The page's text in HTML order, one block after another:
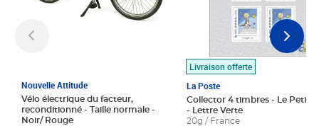
Nouvelle Attitude
Vélo électrique du facteur,
reconditionné - Taille normale -
Noir/ Rouge
Livraison offerte
La Poste
Collector 4 timbres - Le Petit
- Lettre Verte
20g / France